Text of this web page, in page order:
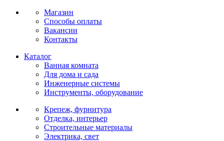
Магазин
Способы оплаты
Вакансии
Контакты
Каталог
Ванная комната
Для дома и сада
Инженерные системы
Инструменты, оборудование
Крепеж, фурнитура
Отделка, интерьер
Строительные материалы
Электрика, свет